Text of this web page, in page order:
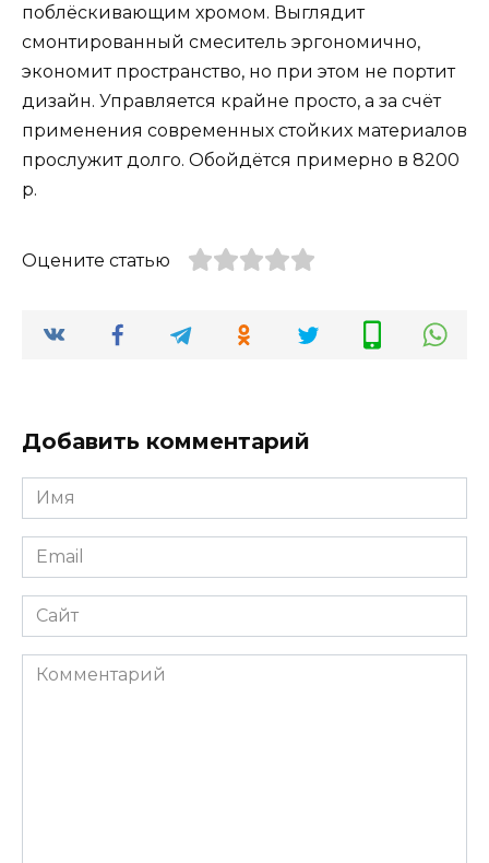
поблёскивающим хромом. Выглядит
смонтированный смеситель эргономично,
экономит пространство, но при этом не портит
дизайн. Управляется крайне просто, а за счёт
применения современных стойких материалов
прослужит долго. Обойдётся примерно в 8200
р.
Оцените статью
Добавить комментарий
Имя
Email
Сайт
Комментарий